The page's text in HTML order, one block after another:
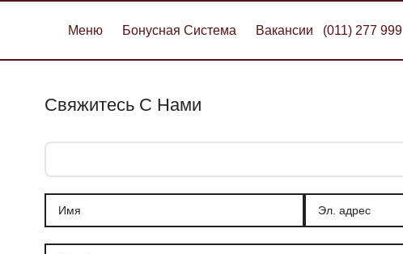
Меню Бонусная Система Вакансии (011) 277 999
Свяжитесь С Нами